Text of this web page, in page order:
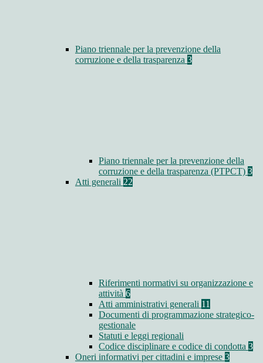
Piano triennale per la prevenzione della
corruzione e della trasparenza 3
Piano triennale per la prevenzione della
corruzione e della trasparenza (PTPCT) 3
Atti generali 22
Riferimenti normativi su organizzazione e
attività 6
Atti amministrativi generali 11
Documenti di programmazione strategico-
gestionale
Statuti e leggi regionali
Codice disciplinare e codice di condotta 3
Oneri informativi per cittadini e imprese 3